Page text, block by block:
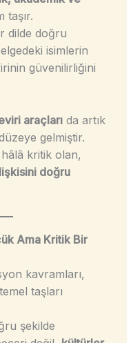
dilde doğru
isimlerin
güvenilirliğini
araçlarıda artık
gelmiştir.
kritik olan,
doğru
Ama Kritik Bir
kavramları,
taşları
şekilde